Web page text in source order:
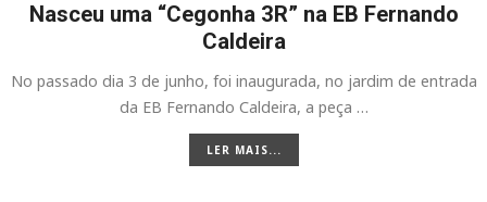
Nasceu uma “Cegonha 3R” na EB Fernando
Caldeira
No passado dia 3 de junho, foi inaugurada, no jardim de entrada
da EB Fernando Caldeira, a peça …
LER MAIS...